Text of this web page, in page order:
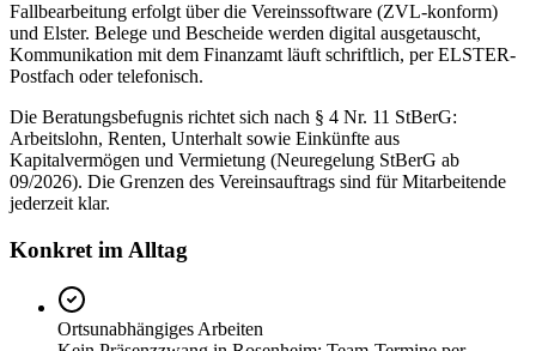
Fallbearbeitung erfolgt über die Vereinssoftware (ZVL-konform)
und Elster. Belege und Bescheide werden digital ausgetauscht,
Kommunikation mit dem Finanzamt läuft schriftlich, per ELSTER-
Postfach oder telefonisch.
Die Beratungsbefugnis richtet sich nach § 4 Nr. 11 StBerG:
Arbeitslohn, Renten, Unterhalt sowie Einkünfte aus
Kapitalvermögen und Vermietung (Neuregelung StBerG ab
09/2026). Die Grenzen des Vereinsauftrags sind für Mitarbeitende
jederzeit klar.
Konkret im Alltag
Ortsunabhängiges Arbeiten